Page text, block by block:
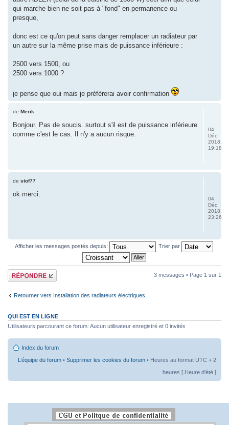
qui marche bien ne soit pas à "fond" en permanence ou
presque,
donc est ce qu'on peut sans danger remplacer un radiateur par
un autre sur la même prise mais de puissance inférieure :
2500 vers 1500, ou
2500 vers 1000 ?
je pense que oui mais je préfèrerai avoir confirmation
de Merik
Bonjour. Pas de soucis. surtout s'il est de puissance inférieure
comme c'est le cas. Il n'y a aucun risque.
04
Déc
2018,
19:18
de stof77
ok merci.
04
Déc
2018,
23:26
Afficher les messages postés depuis: Trier par
Répondre 3 messages • Page 1 sur 1
Retourner vers Installation des radiateurs électriques
QUI EST EN LIGNE
Utilisateurs parcourant ce forum: Aucun utilisateur enregistré et 0 invités
Index du forum
L’équipe du forum • Supprimer les cookies du forum • Heures au format UTC + 2
heures [ Heure d’été ]